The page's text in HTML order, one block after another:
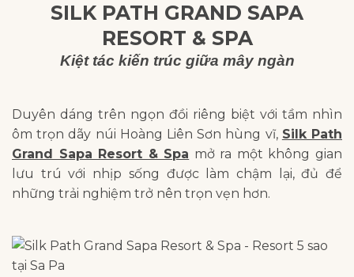
SILK PATH GRAND SAPA
RESORT & SPA
Kiệt tác kiến trúc giữa mây ngàn
Duyên dáng trên ngọn đồi riêng biệt với tầm nhìn
ôm trọn dãy núi Hoàng Liên Sơn hùng vĩ, Silk Path
Grand Sapa Resort & Spa mở ra một không gian
lưu trú với nhịp sống được làm chậm lại, đủ để
những trải nghiệm trở nên trọn vẹn hơn.